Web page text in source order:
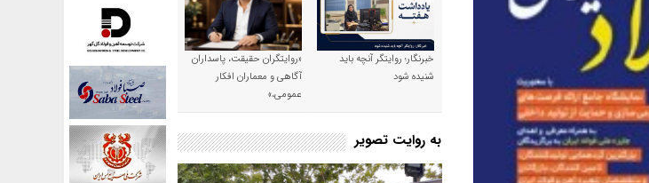
خبرنگار؛ روایتگر آنچه باید
شنیده شود
«روایتگران حقیقت، پاسداران
آگاهی و معماران افکار
عمومی،»
به روایت تصویر